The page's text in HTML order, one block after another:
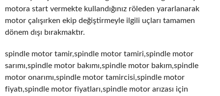
motora start vermekte kullandığınız röleden yararlanarak
motor çalışırken ekip değiştirmeyle ilgili uçları tamamen
dönem dışı bırakmaktır.
spindle motor tamir,spindle motor tamiri,spindle motor
sarımı,spindle motor bakımı,spindle motor bakım,spindle
motor onarımı,spindle motor tamircisi,spindle motor
fiyatı,spindle motor fiyatları,spindle motor arızası için